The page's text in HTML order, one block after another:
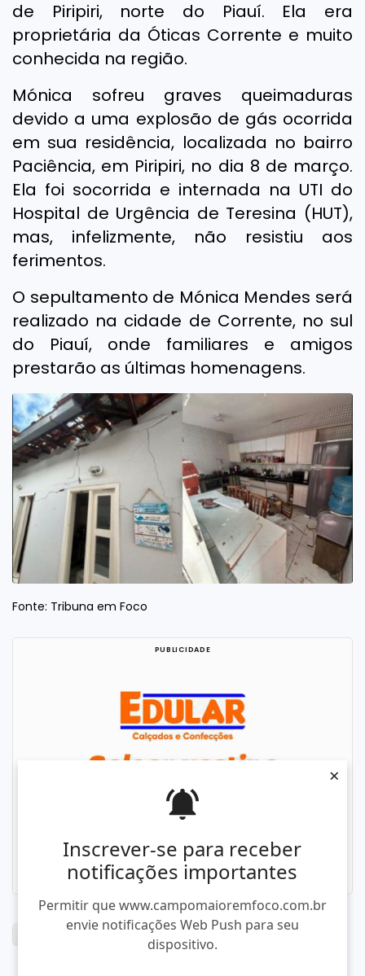
Inscrever-se para receber
notificações importantes
Permitir que www.campomaioremfoco.com.br
envie notificações Web Push para seu
dispositivo.
×
de Piripiri, norte do Piauí. Ela era
proprietária da Óticas Corrente e muito
conhecida na região.
Mónica sofreu graves queimaduras
devido a uma explosão de gás ocorrida
em sua residência, localizada no bairro
Paciência, em Piripiri, no dia 8 de março.
Ela foi socorrida e internada na UTI do
Hospital de Urgência de Teresina (HUT),
mas, infelizmente, não resistiu aos
ferimentos.
O sepultamento de Mónica Mendes será
realizado na cidade de Corrente, no sul
do Piauí, onde familiares e amigos
prestarão as últimas homenagens.
Fonte: Tribuna em Foco
Piripiri